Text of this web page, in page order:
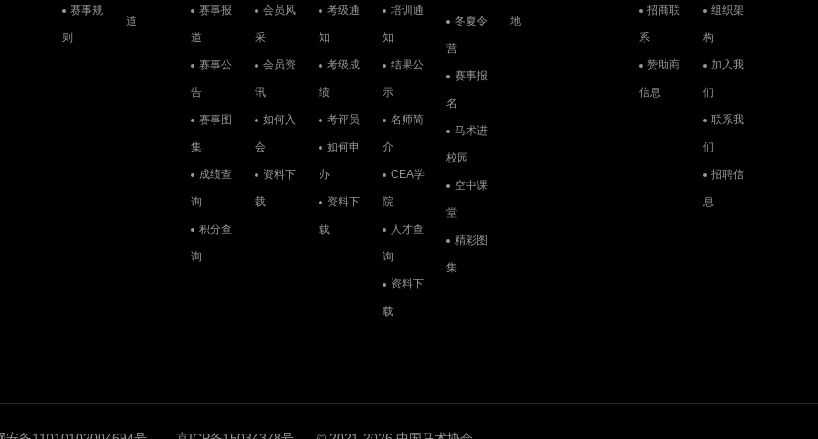
赛事规
则
道
赛事报
道
赛事公
告
赛事图
集
成绩查
询
积分查
询
会员风
采
会员资
讯
如何入
会
资料下
载
考级通
知
考级成
绩
考评员
如何申
办
资料下
载
培训通
知
结果公
示
名师简
介
CEA学
院
人才查
询
资料下
载
冬夏令
营
赛事报
名
马术进
校园
空中课
堂
精彩图
集
地
招商联
系
赞助商
信息
组织架
构
加入我
们
联系我
们
招聘信
息